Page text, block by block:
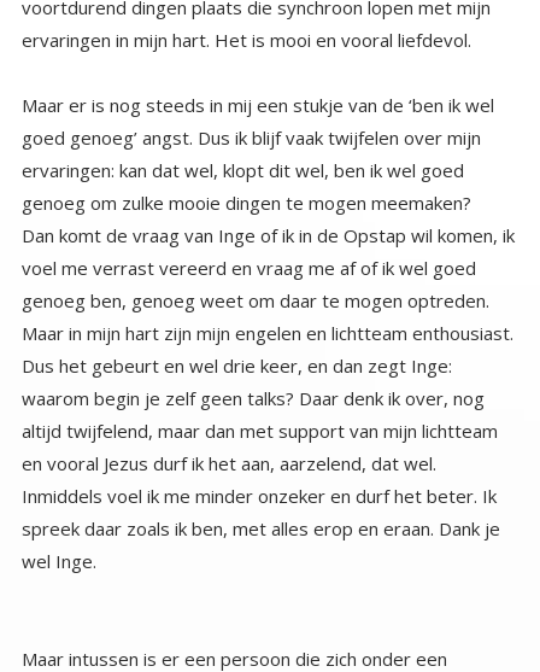
ervaringen in mijn hart. Het is mooi en vooral liefdevol.
Maar er is nog steeds in mij een stukje van de ‘ben ik wel
goed genoeg’ angst. Dus ik blijf vaak twijfelen over mijn
ervaringen: kan dat wel, klopt dit wel, ben ik wel goed
genoeg om zulke mooie dingen te mogen meemaken?
Dan komt de vraag van Inge of ik in de Opstap wil komen, ik
voel me verrast vereerd en vraag me af of ik wel goed
genoeg ben, genoeg weet om daar te mogen optreden.
Maar in mijn hart zijn mijn engelen en lichtteam enthousiast.
Dus het gebeurt en wel drie keer, en dan zegt Inge:
waarom begin je zelf geen talks? Daar denk ik over, nog
altijd twijfelend, maar dan met support van mijn lichtteam
en vooral Jezus durf ik het aan, aarzelend, dat wel.
Inmiddels voel ik me minder onzeker en durf het beter. Ik
spreek daar zoals ik ben, met alles erop en eraan. Dank je
wel Inge.
Maar intussen is er een persoon die zich onder een
schuilnaam, niet kenbaar maakt maar wel vriendschap
vraagt op FB, en mijn berichten volgt. Deze persoon geeft
me enkele keren feedback op mijn opstap verhalen en talks,
en de eerste feedback is positief. Ik lees het en neem het
in me op. De persoon deelt verder niets persoonlijks, ook is
er geen enkele foto te zien, noch een naam.
Langzamerhand begint deze persoon zelf meer berichten
te delen. Felle indringende berichten, met de houding van
een alwetend iemand. De persoon heeft over zijn kennis
geen enkele twijfel, nooit. Deze persoon is volledig
overtuigd van de waarheid van zijn berichten. De berichten
brengen me daardoor in verwarring, want ze ondergraven
bijna alles wat ik sinds ik in mijn hart kan, heb mogen
ondervinden en ontdekken. Ik lees ze elke dag en ze
worden steeds verontrustender, ik ga elke dag met twijfel
over mijn weg en mijzelf naar bed, en word ermee wakker.
Wat me al snel opvalt is het totaal ontbreken van enige
liefde of warmte. De berichten zijn koel en analyserend, en
soms erg veroordelend. Er worden steken en klappen
uitgedeeld onder het mom van ‘ik ben de enige die hier de
waarheid kent’. Meer mensen die een beetje zoals ik zijn,
gaan het volgen en lezen en reageren soms, vaak net zo